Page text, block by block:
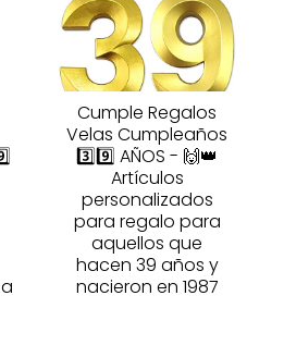
Cumple Regalos
Velas Cumpleaños
3️⃣9️⃣ AÑOS - 🙌👑
Artículos
personalizados
para regalo para
aquellos que
hacen 39 años y
nacieron en 1987